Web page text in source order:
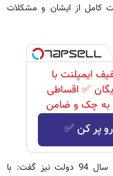
کامل از ایشان و مشکلات
ایمپلنت با
✅ اقساطی
به چک و ضامن
پر کن ✅
معاون اجرایی رییس‌جمهور با اشاره به شرایط مالی سال 94 دولت نیز گفت: با